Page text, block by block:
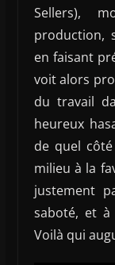
Sellers),
production,
en faisant
voit alors
du travail
heureux
de quel
milieu à la
justement
saboté, et
Voilà qui